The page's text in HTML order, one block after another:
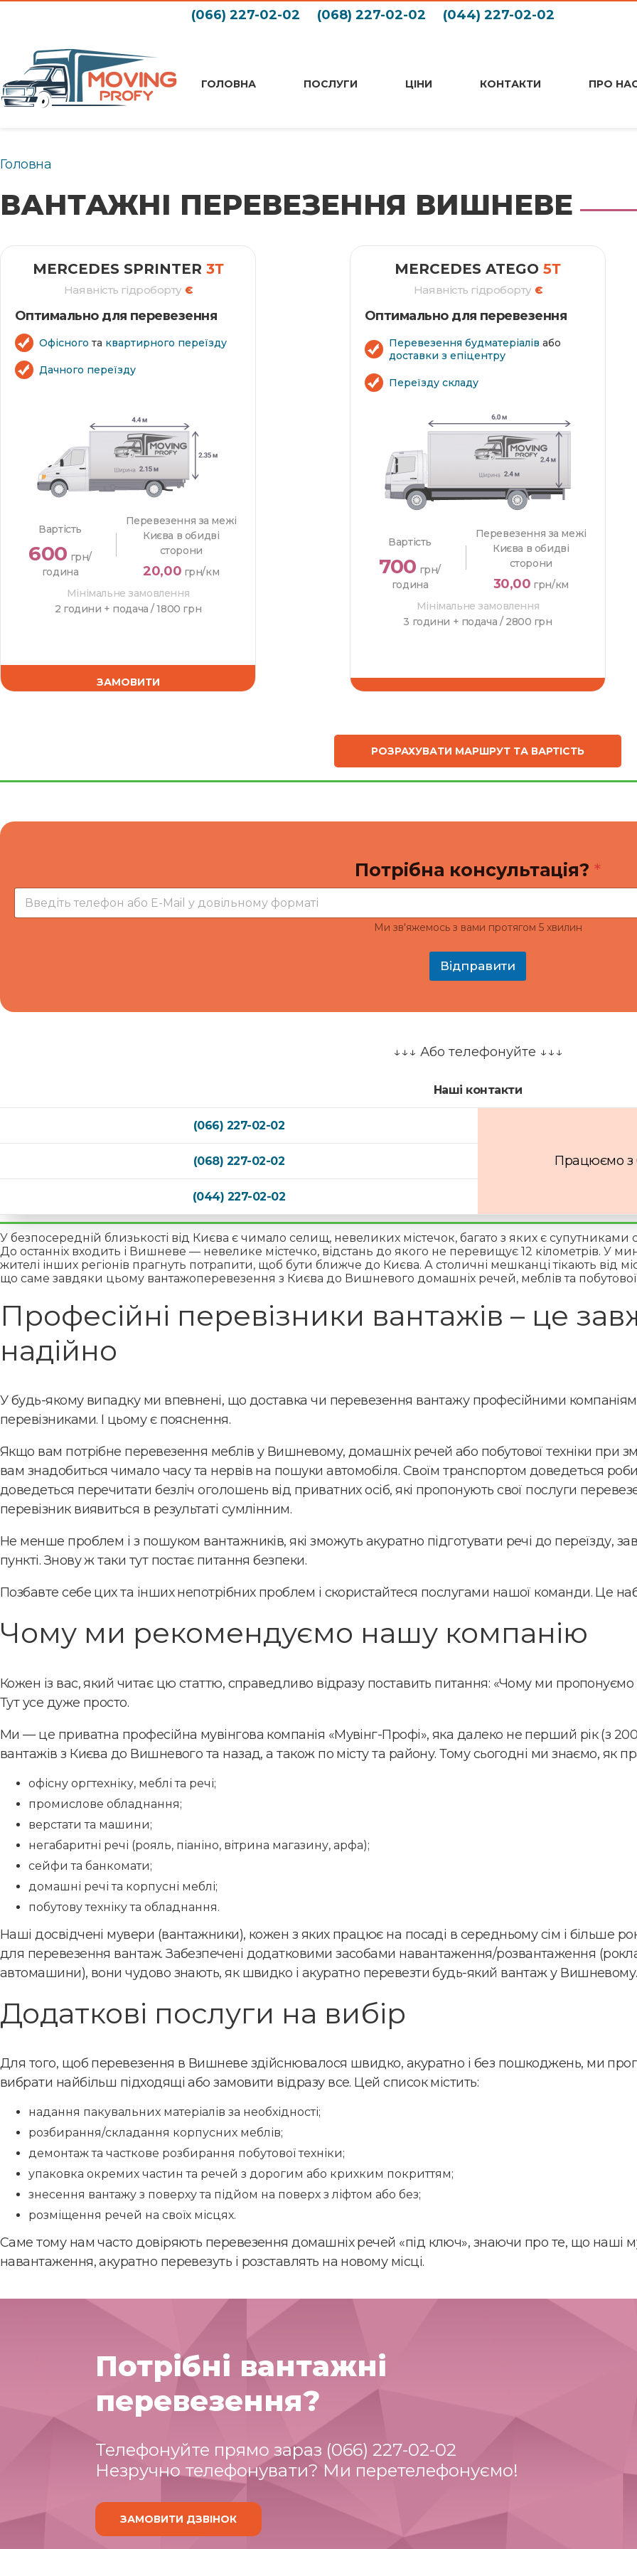
(066) 227-02-02 (068) 227-02-02 (044) 227-02-02
ГОЛОВНА ПОСЛУГИ ЦІНИ КОНТАКТИ ПРО
Головна
ВАНТАЖНІ ПЕРЕВЕЗЕННЯ ВИШНЕВЕ
MERCEDES SPRINTER 3Т
Наявність гідроборту Є
Оптимально для перевезення
Офісного та квартирного переїзду
Дачного переїзду
Вартість
600 грн/
година
Перевезення за межі
Києва в обидві
сторони
20,00 грн/км
Мінімальне замовлення
2 години + подача /1800 грн
ЗАМОВИТИ
MERCEDES ATEGO 5Т
Наявність гідроборту Є
Оптимально для перевезення
Перевезення будматеріалів або
доставки з епіцентру
Переїзду складу
Вартість
700 грн/
година
Перевезення за межі
Києва в обидві
сторони
30,00 грн/км
Мінімальне замовлення
3 години + подача / 2800 грн
ЗАМОВИТИ
РОЗРАХУВАТИ МАРШРУТ ТА ВАРТІСТЬ
о
т
і
б
а
к
о
с
ь
т
ц
і
л
ь
т
а
ц
і
я
?
Потрібна консультація? *
Ми зв'яжемось з вами протягом 5 хвилин
Відправити
↓↓↓ Або телефонуйте ↓↓↓
Наші контакти
(066) 227-02-02
Працюємо з
(068) 227-02-02
(044) 227-02-02
У безпосередній близькості від Києва є чимало селищ, невеликих містечок, багато з яких є
До останніх входить і Вишневе — невелике містечко, відстань до якого не перевищує 12 кілометрів. У
жителі інших регіонів прагнуть потрапити, щоб бути ближче до Києва. А столичні мешканці тікають від
що саме завдяки цьому вантажоперевезення з Києва до Вишневого домашніх речей, меблів та
Професійні перевізники вантажів – це
надійно
У будь-якому випадку ми впевнені, що доставка чи перевезення вантажу професійними
перевізниками. І цьому є пояснення.
Якщо вам потрібне перевезення меблів у Вишневому, домашніх речей або побутової техніки при
вам знадобиться чимало часу та нервів на пошуки автомобіля. Своїм транспортом доведеться
доведеться перечитати безліч оголошень від приватних осіб, які пропонують свої послуги
перевізник виявиться в результаті сумлінним.
Не менше проблем і з пошуком вантажників, які зможуть акуратно підготувати речі до переїзду,
пункті. Знову ж таки тут постає питання безпеки.
Позбавте себе цих та інших непотрібних проблем і скористайтеся послугами нашої команди. Це
Чому ми рекомендуємо нашу компанію
Кожен із вас, який читає цю статтю, справедливо відразу поставить питання: «Чому ми
Тут усе дуже просто.
Ми — це приватна професійна мувінгова компанія «Мувінг-Профі», яка далеко не перший рік (з
вантажів з Києва до Вишневого та назад, а також по місту та району. Тому сьогодні ми знаємо, як
офісну оргтехніку, меблі та речі;
промислове обладнання;
верстати та машини;
негабаритні речі (рояль, піаніно, вітрина магазину, арфа);
сейфи та банкомати;
домашні речі та корпусні меблі;
побутову техніку та обладнання.
Наші досвідчені мувери (вантажники), кожен з яких працює на посаді в середньому сім і більше
для перевезення вантаж. Забезпечені додатковими засобами навантаження/розвантаження
автомашини), вони чудово знають, як швидко і акуратно перевезти будь-який вантаж у Вишневому.
Додаткові послуги на вибір
Для того, щоб перевезення в Вишневе здійснювалося швидко, акуратно і без пошкоджень, ми
вибрати найбільш підходящі або замовити відразу все. Цей список містить:
надання пакувальних матеріалів за необхідності;
розбирання/складання корпусних меблів;
демонтаж та часткове розбирання побутової техніки;
упаковка окремих частин та речей з дорогим або крихким покриттям;
знесення вантажу з поверху та підйом на поверх з ліфтом або без;
розміщення речей на своїх місцях.
Саме тому нам часто довіряють перевезення домашніх речей «під ключ», знаючи про те, що наші
навантаження, акуратно перевезуть і розставлять на новому місці.
Потрібні вантажні
перевезення?
Телефонуйте прямо зараз (066) 227-02-02
Незручно телефонувати? Ми перетелефонуємо!
ЗАМОВИТИ ДЗВІНОК